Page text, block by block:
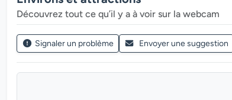
Découvrez tout ce qu’il y a à voir sur la webcam
Signaler un problème Envoyer une suggestion